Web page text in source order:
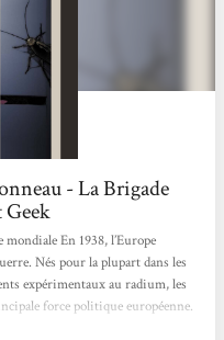
- La Brigade
mondiale En 1938, l’Europe
Nés pour la plupart dans les
expérimentaux au radium, les
force politique européenne.